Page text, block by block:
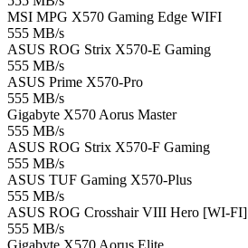
MSI MPG X570 Gaming Edge WIFI
555 MB/s
ASUS ROG Strix X570-E Gaming
555 MB/s
ASUS Prime X570-Pro
555 MB/s
Gigabyte X570 Aorus Master
555 MB/s
ASUS ROG Strix X570-F Gaming
555 MB/s
ASUS TUF Gaming X570-Plus
555 MB/s
ASUS ROG Crosshair VIII Hero [WI-FI]
555 MB/s